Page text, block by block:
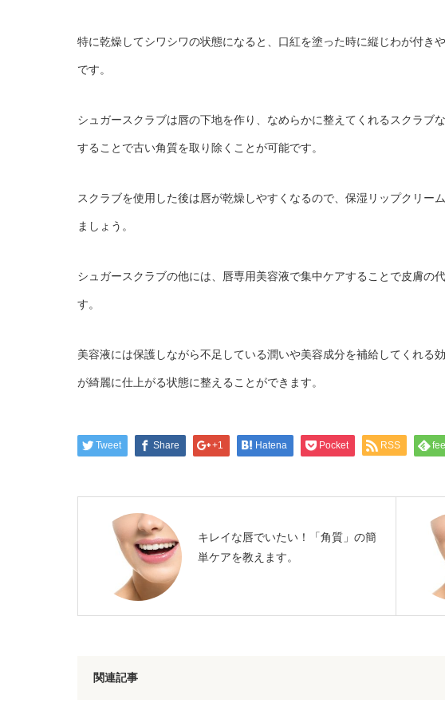
特に乾燥してシワシワの状態になると、口紅を塗った時に縦じわが付き
です。
シュガースクラブは唇の下地を作り、なめらかに整えてくれるスクラブ
することで古い角質を取り除くことが可能です。
スクラブを使用した後は唇が乾燥しやすくなるので、保湿リップクリー
ましょう。
シュガースクラブの他には、唇専用美容液で集中ケアすることで皮膚の
す。
美容液には保護しながら不足している潤いや美容成分を補給してくれる
が綺麗に仕上がる状態に整えることができます。
Tweet Share +1 Hatena Pocket RSS
キレイな唇でいたい！「角質」の簡
単ケアを教えます。
関連記事